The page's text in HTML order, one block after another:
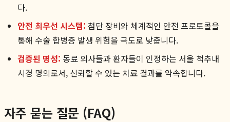
다.
안전 최우선 시스템: 첨단 장비와 체계적인 안전 프로토콜을
통해 수술 합병증 발생 위험을 극도로 낮춥니다.
검증된 명성: 동료 의사들과 환자들이 인정하는 서울 척추내
시경 명의로서, 신뢰할 수 있는 치료 결과를 약속합니다.
자주 묻는 질문 (FAQ)